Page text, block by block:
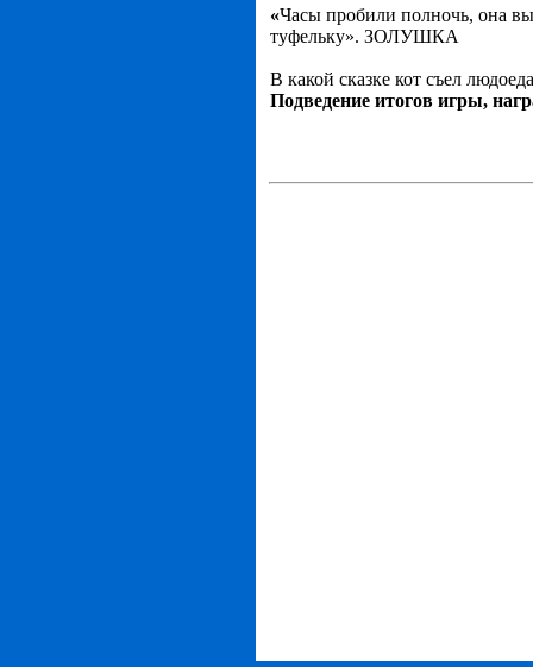
«Часы пробили полночь, она
туфельку». ЗОЛУШКА
В какой сказке кот съел
Подведение итогов игры,